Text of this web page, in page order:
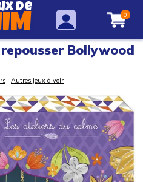
de
0
Bollywood
| Autres jeux à voir